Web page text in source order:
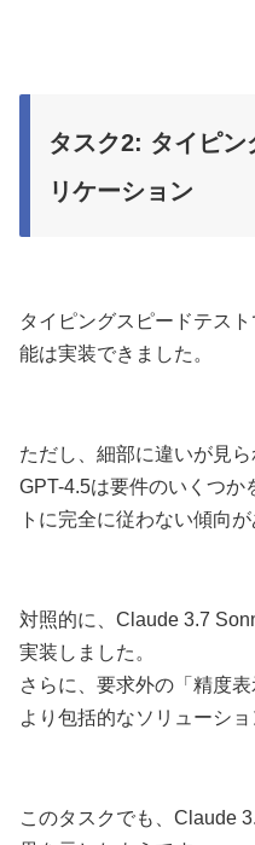
タスク2: タイピ
リケーション
タイピングスピードテス
能は実装できました。
ただし、細部に違いが見ら
GPT-4.5は要件のいくつか
トに完全に従わない傾向が
対照的に、Claude 3.7
実装しました。
さらに、要求外の「精度
より包括的なソリューショ
このタスクでも、Claude